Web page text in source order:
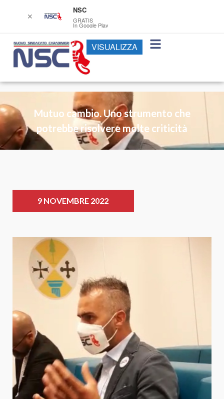
Mutuo cambio. Uno strumento che
potrebbe risolvere molte criticità
9 NOVEMBRE 2022
✕
NSC
GRATIS
In Google Play
VISUALIZZA